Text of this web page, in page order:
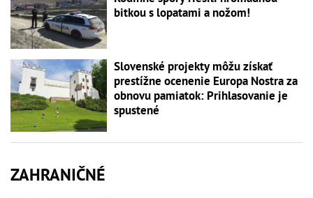
bitkou s lopatami a nožom!
Slovenské projekty môžu získať
prestížne ocenenie Europa Nostra za
obnovu pamiatok: Prihlasovanie je
spustené
ZAHRANIČNÉ